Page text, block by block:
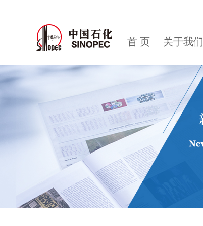
首 页 关于我们